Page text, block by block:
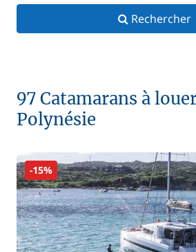
Rechercher
97 Catamarans à
Polynésie
-15%